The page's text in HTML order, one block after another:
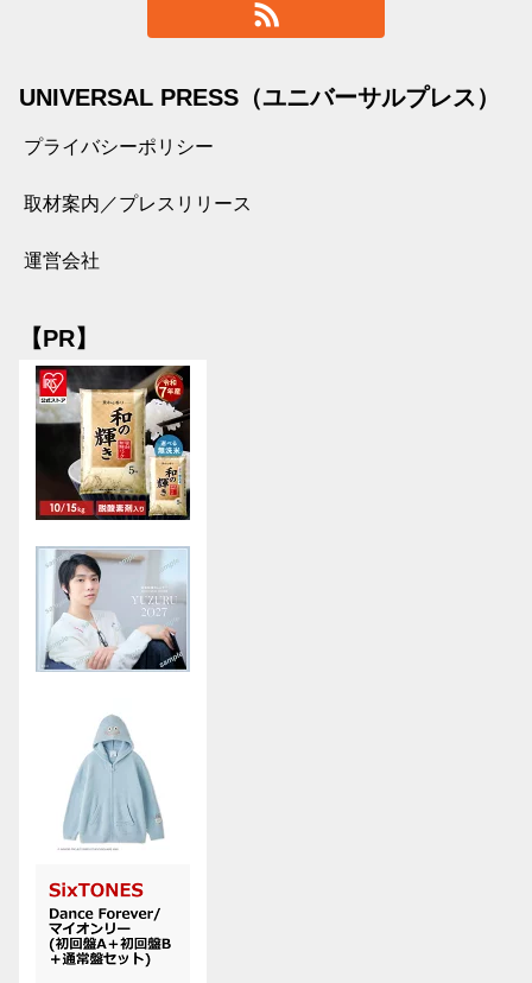
UNIVERSAL PRESS（ユニバーサルプレス）
プライバシーポリシー
取材案内／プレスリリース
運営会社
【PR】